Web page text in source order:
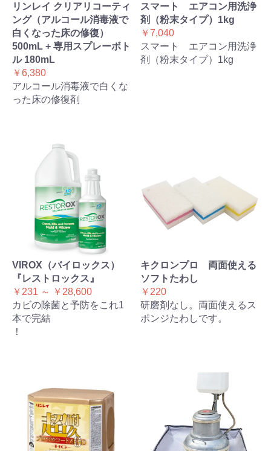
リンレイ クリアリコーティ
ング（アルコール消毒液で
白くなった床の修復）
500mL + 専用スプレーボト
ル 180mL
￥6,380
アルコール消毒液で白くな
った床の修復剤
スマート エアコン用洗浄
剤（粉末タイプ）1kg
￥7,040
スマート エアコン用洗浄
剤（粉末タイプ）1kg
VIROX（バイロックス）
『レストロックス』
￥231 ～ ￥28,600
カビの除菌と予防をこれ1
本で完結
！
キクロンプロ 両面使える
ソフトたわし
￥220
研磨剤なし。両面使えるス
ポンジたわしです。